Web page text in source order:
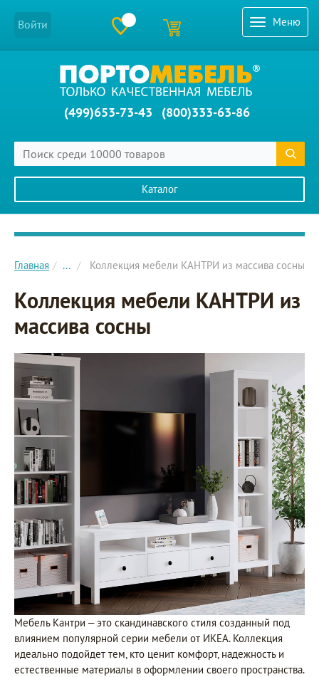
Меню
Войти
(499)653-73-43 (800)333-63-86
Каталог
Главное меню сайта
Главная ... Коллекция мебели КАНТРИ из массива сосны
Коллекция мебели КАНТРИ из
массива сосны
Мебель Кантри – это скандинавского стиля созданный под
влиянием популярной серии мебели от ИКЕА. Коллекция
идеально подойдет тем, кто ценит комфорт, надежность и
естественные материалы в оформлении своего пространства.